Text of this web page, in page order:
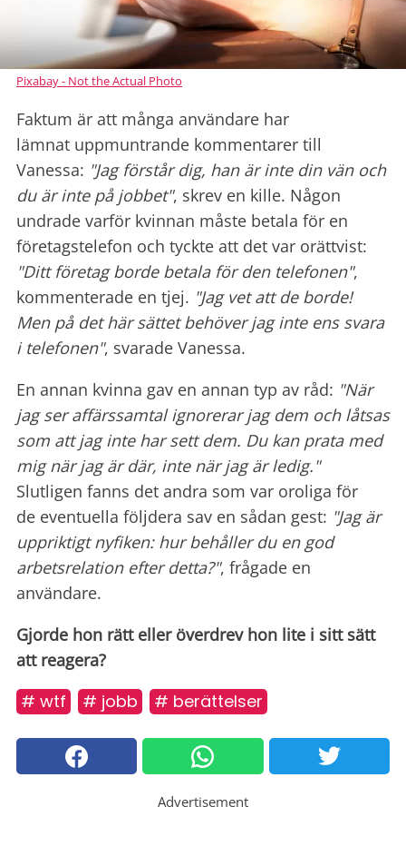
Pixabay - Not the Actual Photo
Faktum är att många användare har
lämnat uppmuntrande kommentarer till
Vanessa: "Jag förstår dig, han är inte din vän och
du är inte på jobbet", skrev en kille. Någon
undrade varför kvinnan måste betala för en
företagstelefon och tyckte att det var orättvist:
"Ditt företag borde betala för den telefonen",
kommenterade en tjej. "Jag vet att de borde!
Men på det här sättet behöver jag inte ens svara
i telefonen", svarade Vanessa.
En annan kvinna gav en annan typ av råd: "När
jag ser affärssamtal ignorerar jag dem och låtsas
som att jag inte har sett dem. Du kan prata med
mig när jag är där, inte när jag är ledig."
Slutligen fanns det andra som var oroliga för
de eventuella följdera sav en sådan gest: "Jag är
uppriktigt nyfiken: hur behåller du en god
arbetsrelation efter detta?", frågade en
användare.
Gjorde hon rätt eller överdrev hon lite i sitt sätt
att reagera?
# wtf # jobb # berättelser
Advertisement